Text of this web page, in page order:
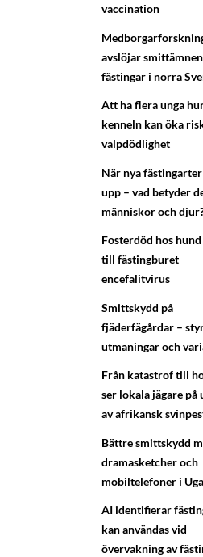
vaccination
avslöjar
fästingar i norra
Att ha flera unga
kenneln kan öka
valpdödlighet
När nya
upp – vad betyder
människor och
Fosterdöd hos
till fästingburet
encefalitvirus
Smittskydd på
fjäderfägårdar –
utmaningar och
Från katastrof till
ser lokala jägare
av afrikansk
Bättre smittskydd
dramasketcher och
mobiltelefoner i
AI identifierar
kan användas vid
övervakning av